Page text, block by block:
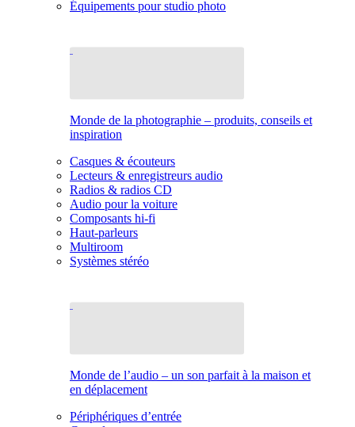
Équipements pour studio photo
Monde de la photographie – produits, conseils et
inspiration
Casques & écouteurs
Lecteurs & enregistreurs audio
Radios & radios CD
Audio pour la voiture
Composants hi-fi
Haut-parleurs
Multiroom
Systèmes stéréo
Monde de l’audio – un son parfait à la maison et
en déplacement
Périphériques d’entrée